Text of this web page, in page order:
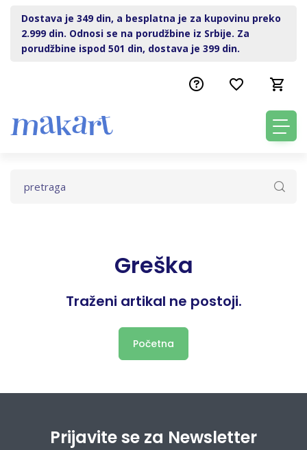
Dostava je 349 din, a besplatna je za kupovinu preko
2.999 din. Odnosi se na porudžbine iz Srbije. Za
porudžbine ispod 501 din, dostava je 399 din.
Greška
Traženi artikal ne postoji.
Početna
Prijavite se za Newsletter